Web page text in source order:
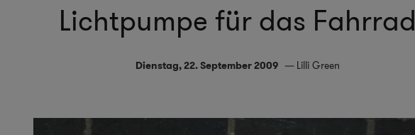
Lichtpumpe für das Fahrrad
Dienstag, 22. September 2009 Lilli Green